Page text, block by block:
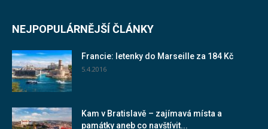
NEJPOPULÁRNĚJŠÍ ČLÁNKY
Francie: letenky do Marseille za 184 Kč
5.4.2016
Kam v Bratislavě – zajímavá místa a
památky aneb co navštívit...